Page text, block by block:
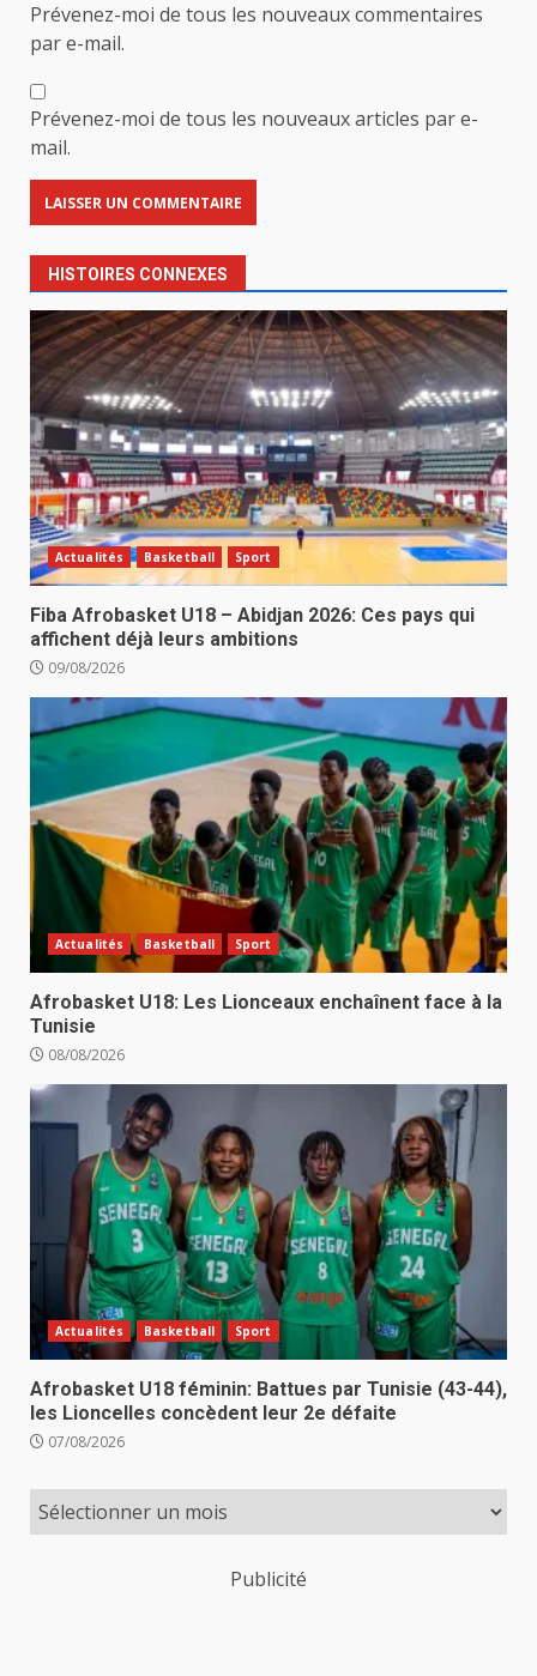
Prévenez-moi de tous les nouveaux commentaires
par e-mail.
Prévenez-moi de tous les nouveaux articles par e-
mail.
HISTOIRES CONNEXES
Actualités Basketball Sport
Fiba Afrobasket U18 – Abidjan 2026: Ces pays qui
affichent déjà leurs ambitions
09/08/2026
Actualités Basketball Sport
Afrobasket U18: Les Lionceaux enchaînent face à la
Tunisie
08/08/2026
Actualités Basketball Sport
Afrobasket U18 féminin: Battues par Tunisie (43-44),
les Lioncelles concèdent leur 2e défaite
07/08/2026
Publicité